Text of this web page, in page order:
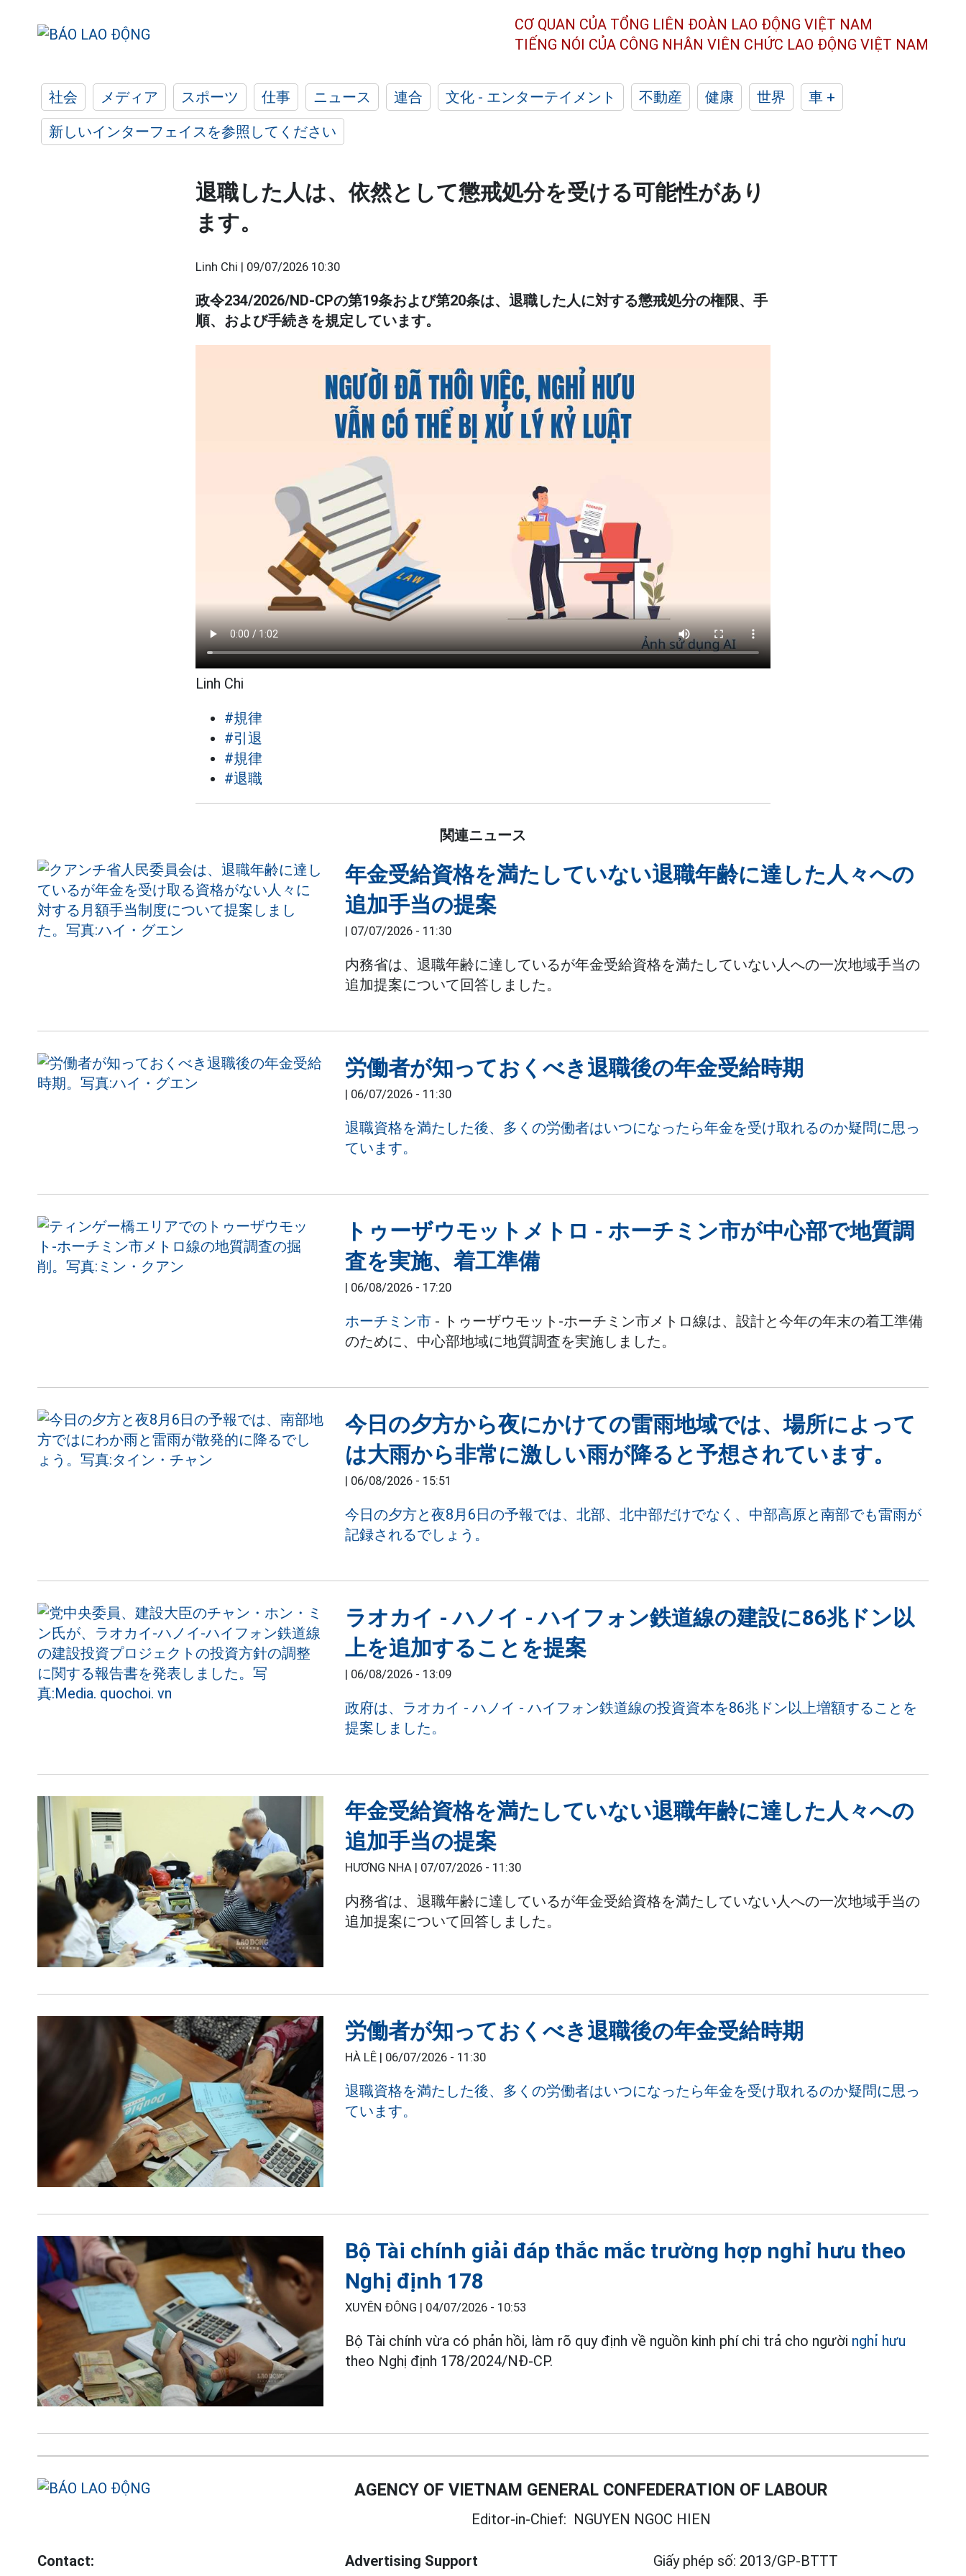
CƠ QUAN CỦA TỔNG LIÊN ĐOÀN LAO ĐỘNG VIỆT NAM
TIẾNG NÓI CỦA CÔNG NHÂN VIÊN CHỨC LAO ĐỘNG VIỆT NAM
社会 メディア スポーツ 仕事 ニュース 連合 文化 - エンターテイメント 不動産 健康 世界
車 +
新しいインターフェイスを参照してください
退職した人は、依然として懲戒処分を受ける可能性があり
ます。
Linh Chi | 09/07/2026 10:30
政令234/2026/ND-CPの第19条および第20条は、退職した人に対する懲戒処分の権限、手
順、および手続きを規定しています。
Linh Chi
#規律
#引退
#規律
#退職
関連ニュース
年金受給資格を満たしていない退職年齢に達した人々への
追加手当の提案
| 07/07/2026 - 11:30
内務省は、退職年齢に達しているが年金受給資格を満たしていない人への一次地域手当の
追加提案について回答しました。
労働者が知っておくべき退職後の年金受給時期
| 06/07/2026 - 11:30
退職資格を満たした後、多くの労働者はいつになったら年金を受け取れるのか疑問に思っ
ています。
トゥーザウモットメトロ - ホーチミン市が中心部で地質調
査を実施、着工準備
| 06/08/2026 - 17:20
ホーチミン市 - トゥーザウモット-ホーチミン市メトロ線は、設計と今年の年末の着工準備
のために、中心部地域に地質調査を実施しました。
今日の夕方から夜にかけての雷雨地域では、場所によって
は大雨から非常に激しい雨が降ると予想されています。
| 06/08/2026 - 15:51
今日の夕方と夜8月6日の予報では、北部、北中部だけでなく、中部高原と南部でも雷雨が
記録されるでしょう。
ラオカイ - ハノイ - ハイフォン鉄道線の建設に86兆ドン以
上を追加することを提案
| 06/08/2026 - 13:09
政府は、ラオカイ - ハノイ - ハイフォン鉄道線の投資資本を86兆ドン以上増額することを
提案しました。
年金受給資格を満たしていない退職年齢に達した人々への
追加手当の提案
HƯƠNG NHA | 07/07/2026 - 11:30
内務省は、退職年齢に達しているが年金受給資格を満たしていない人への一次地域手当の
追加提案について回答しました。
労働者が知っておくべき退職後の年金受給時期
HÀ LÊ | 06/07/2026 - 11:30
退職資格を満たした後、多くの労働者はいつになったら年金を受け取れるのか疑問に思っ
ています。
Bộ Tài chính giải đáp thắc mắc trường hợp nghỉ hưu theo
Nghị định 178
XUYÊN ĐÔNG | 04/07/2026 - 10:53
Bộ Tài chính vừa có phản hồi, làm rõ quy định về nguồn kinh phí chi trả cho người nghỉ hưu
theo Nghị định 178/2024/NĐ-CP.
AGENCY OF VIETNAM GENERAL CONFEDERATION OF LABOUR
Editor-in-Chief: NGUYEN NGOC HIEN
Contact: Advertising Support Giấy phép số: 2013/GP-BTTT